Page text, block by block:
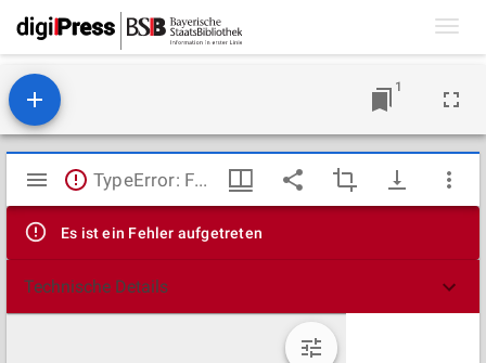
1
Mirador
Viewer
TypeError: Failed to fetch
Es ist ein Fehler aufgetreten
Technische Details